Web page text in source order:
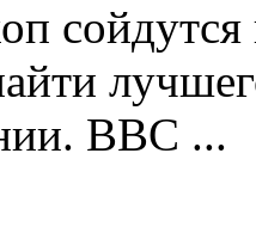
сойдутся
BBC ...